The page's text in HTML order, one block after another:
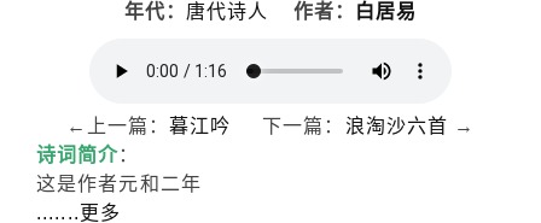
年代： 唐代诗人 作者： 白居易
←上一篇：暮江吟 下一篇： 浪淘沙六首 →
诗词简介：
这是作者元和二年
.......更多